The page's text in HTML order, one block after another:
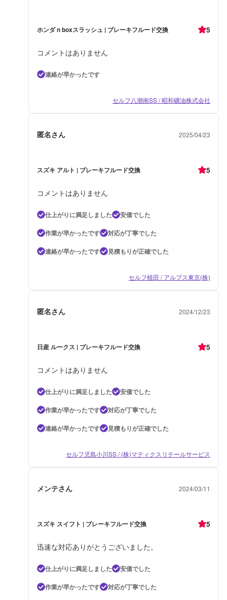
ホンダ n boxスラッシュ | ブレーキフルード交換 5
コメントはありません
連絡が早かったです
セルフ八潮南SS / 昭和礦油株式会社
匿名さん 2025/04/23
スズキ アルト | ブレーキフルード交換 5
コメントはありません
仕上がりに満足しました
安価でした
作業が早かったです
対応が丁寧でした
連絡が早かったです
見積もりが正確でした
セルフ植田 / アルプス東京(株)
匿名さん 2024/12/23
日産 ルークス | ブレーキフルード交換 5
コメントはありません
仕上がりに満足しました
安価でした
作業が早かったです
対応が丁寧でした
連絡が早かったです
見積もりが正確でした
セルフ児島小川SS / (株)マティクスリテールサービス
メンテさん 2024/03/11
スズキ スイフト | ブレーキフルード交換 5
迅速な対応ありがとうございました。
仕上がりに満足しました
安価でした
作業が早かったです
対応が丁寧でした